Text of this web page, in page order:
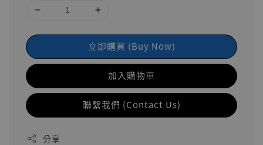
立即購買 (Buy Now)
加入購物車
聯繫我們 (Contact Us)
分享